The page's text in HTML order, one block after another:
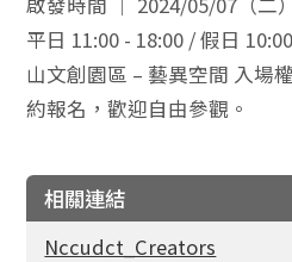
平日 11:00 - 18:00 / 假日
山文創園區 – 藝異空間 入場
約報名，歡迎自由參觀。
相關連結
Nccudct_Creators